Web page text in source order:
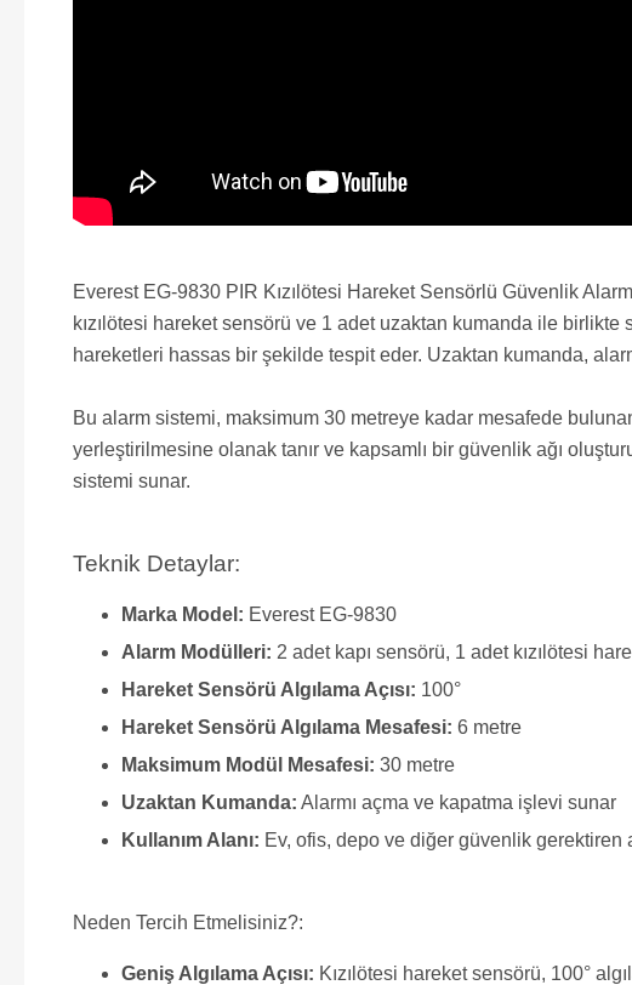
Everest EG-9830 PIR Kızılötesi Hareket Sensörlü Güvenlik
kızılötesi hareket sensörü ve 1 adet uzaktan kumanda ile birlikte
hareketleri hassas bir şekilde tespit eder. Uzaktan kumanda,
Bu alarm sistemi, maksimum 30 metreye kadar mesafede
yerleştirilmesine olanak tanır ve kapsamlı bir güvenlik ağı
sistemi sunar.
Teknik Detaylar:
Marka Model: Everest EG-9830
Alarm Modülleri: 2 adet kapı sensörü, 1 adet kızılötesi
Hareket Sensörü Algılama Açısı: 100°
Hareket Sensörü Algılama Mesafesi: 6 metre
Maksimum Modül Mesafesi: 30 metre
Uzaktan Kumanda: Alarmı açma ve kapatma işlevi sunar
Kullanım Alanı: Ev, ofis, depo ve diğer güvenlik gerektiren
Neden Tercih Etmelisiniz?:
Geniş Algılama Açısı: Kızılötesi hareket sensörü, 100°